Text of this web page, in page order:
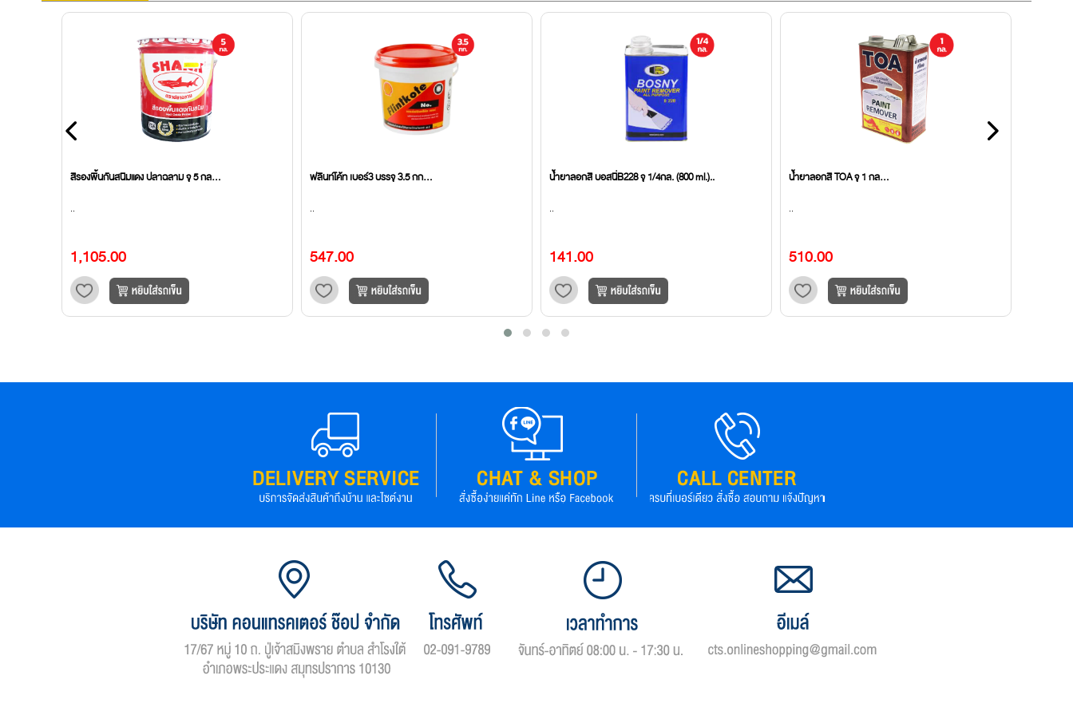
สีรองพื้นกันสนิมแดง ปลาฉลาม จุ 5 กล...
..
1,105.00
ฟลินท์โค้ท เบอร์3 บรรจุ 3.5 กก...
..
547.00
น้ำยาลอกสี บอสนี่B228 จุ 1/4กล. (800 ml.)..
..
141.00
น้ำยาลอกสี TOA จุ 1 กล...
..
510.00